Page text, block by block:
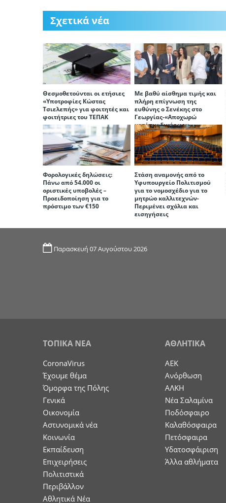
Σχετικά νέα
Θεσμοθετούνται οι ετήσιες
«Υποτροφίες Κώστας
Τσιελεπής» για φοιτητές και
φοιτήτριες του ΤΕΠΑΚ
Με βαθύ αίσθημα τιμής και
πλήρη επίγνωση της
ευθύνης ο Σενέκης στο
Γεωργίας-«Αποχωρώ
κατόπιν δικής μου
επιλογής», διαμήνυσε η
Παναγιώτου
Φορολογικές δηλώσεις:
Πάνω από 54.000 οι
οριστικές υποβολές –
Προειδοποίηση για το
πρόστιμο των €150
Στάση αναμονής από το
Υφυπουργείο Πολιτισμού
για το νομοσχέδιο για το
μητρώο καλλιτεχνών-
Περιμένει σχόλια και
εισηγήσεις
Παρασκευή 07 Αυγούστου 2026
ΤΟΠΙΚΑ ΝΕΑ
CoronaVirus
Έχουμε θέμα
Όμορφα της Πόλης
Γενικά
Οικονομία
Aστυνομικά νέα
Κοινωνία
Εκπαίδευση
Επιχειρήσεις
Πολιτιστικά
Περιβάλλον
Αθλητικά Νέα
ΑΘΛΗΤΙΚΑ
ΑΕΚ
Ανόρθωση
ΑΛΚΗ
Νέα Σαλαμίνα
Ποδόσφαιρο
Καλαθόσφαιρα
Πετόσφαιρα
Υδατοσφάιριση
Άλλα αθλήματα